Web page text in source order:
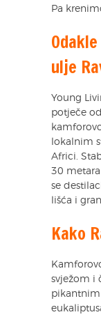
Pa
ulje
Young
potječe
lokalnim
Africi.
30
se
lišća i
Kako
svježom i